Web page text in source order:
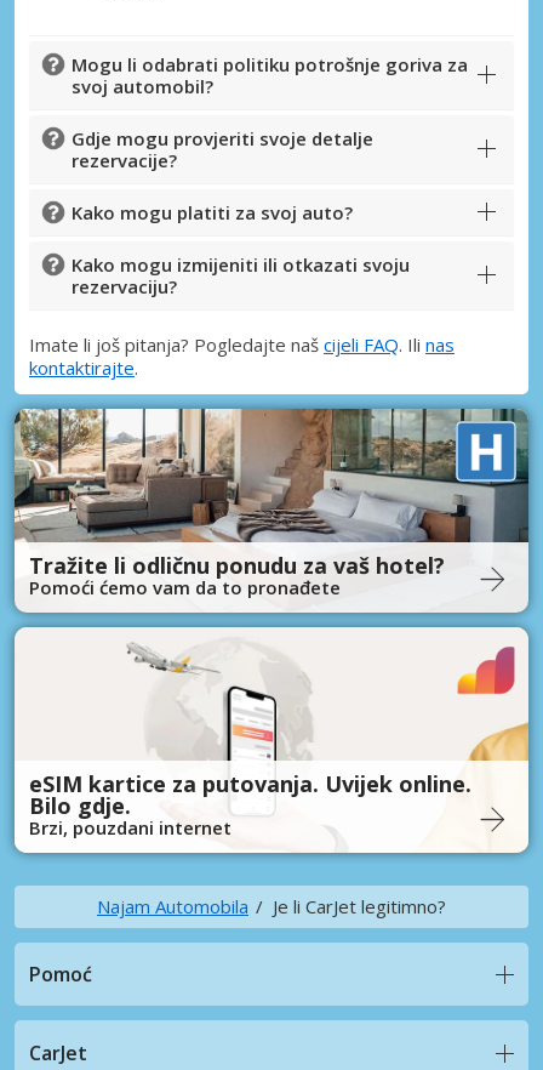
Mogu li odabrati politiku potrošnje goriva za
svoj automobil?
Gdje mogu provjeriti svoje detalje
rezervacije?
Kako mogu platiti za svoj auto?
Kako mogu izmijeniti ili otkazati svoju
rezervaciju?
Imate li još pitanja? Pogledajte naš cijeli FAQ. Ili nas
kontaktirajte.
Tražite li odličnu ponudu za vaš hotel?
Pomoći ćemo vam da to pronađete
eSIM kartice za putovanja. Uvijek online.
Bilo gdje.
Brzi, pouzdani internet
Najam Automobila Je li CarJet legitimno?
Pomoć
CarJet